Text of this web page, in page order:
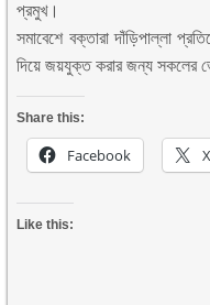
প্রমুখ।
সমাবেশে বক্তারা দাঁড়িপাল্লা
দিয়ে জয়যুক্ত করার জন্য সকলের
Share this:
Facebook X
Like this: